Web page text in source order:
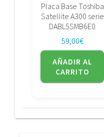
Placa Base Toshiba
Satellite A300 serie
DABL5SMB6E0
59,00€
AÑADIR AL
CARRITO